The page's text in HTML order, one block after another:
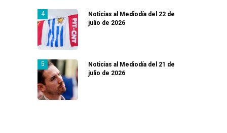
Noticias al Mediodía del 22 de
julio de 2026
Noticias al Mediodía del 21 de
julio de 2026